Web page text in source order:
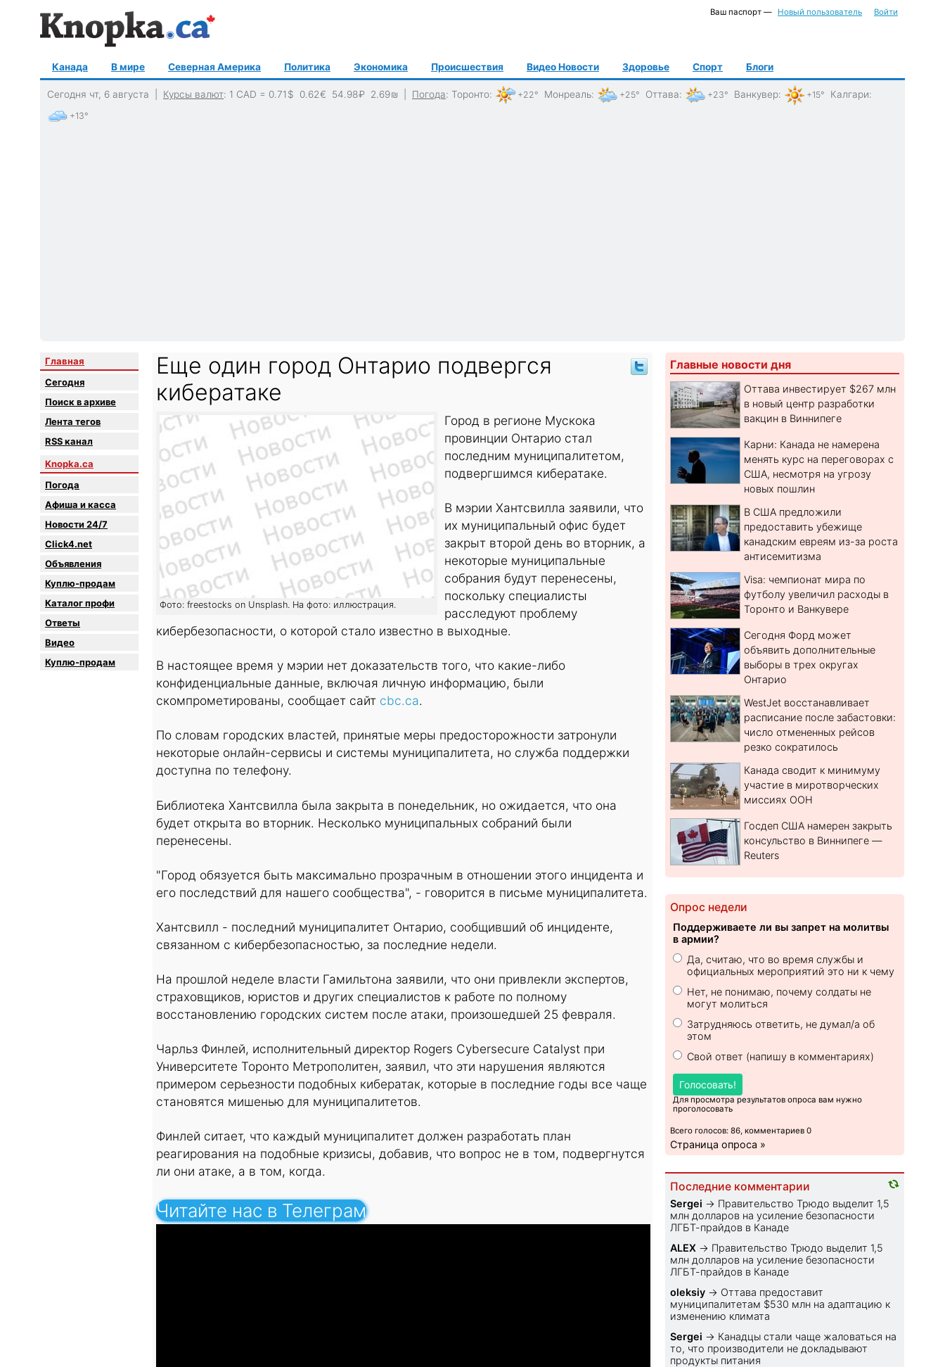
Ваш паспорт — Новый пользователь Войти
Канада В мире Северная Америка Политика Экономика Происшествия Видео Новости Здоровье Спорт Блоги
Сегодня чт, 6 августа | Курсы валют: 1 CAD = 0.71 $ 0.62€ 54.98₽ 2.69₪ Погода: Торонто: +22° Монреаль: +25° Оттава: +23° Ванкувер: +15° Калгари:
+13°
Главная
Сегодня
Поиск в архиве
Лента тегов
RSS канал
Knopka.ca
Погода
Афиша и касса
Новости 24/7
Click4.net
Объявления
Куплю-продам
Каталог профи
Oтветы
Видео
Куплю-продам
Еще один город Онтарио подвергся
кибератаке
Фото: freestocks on Unsplash. На фото: иллюстрация.
Город в регионе Мускока
провинции Онтарио стал
последним муниципалитетом,
подвергшимся кибератаке.
В мэрии Хантсвилла заявили, что
их муниципальный офис будет
закрыт второй день во вторник, а
некоторые муниципальные
собрания будут перенесены,
поскольку специалисты
расследуют проблему
кибербезопасности, о которой стало известно в выходные.
В настоящее время у мэрии нет доказательств того, что какие-либо
конфиденциальные данные, включая личную информацию, были
скомпрометированы, сообщает сайт cbc.ca.
По словам городских властей, принятые меры предосторожности затронули
некоторые онлайн-сервисы и системы муниципалитета, но служба поддержки
доступна по телефону.
Библиотека Хантсвилла была закрыта в понедельник, но ожидается, что она
будет открыта во вторник. Несколько муниципальных собраний были
перенесены.
"Город обязуется быть максимально прозрачным в отношении этого инцидента и
его последствий для нашего сообщества", - говорится в письме муниципалитета.
Хантсвилл - последний муниципалитет Онтарио, сообщивший об инциденте,
связанном с кибербезопасностью, за последние недели.
На прошлой неделе власти Гамильтона заявили, что они привлекли экспертов,
страховщиков, юристов и других специалистов к работе по полному
восстановлению городских систем после атаки, произошедшей 25 февраля.
Чарльз Финлей, исполнительный директор Rogers Cybersecure Catalyst при
Университете Торонто Метрополитен, заявил, что эти нарушения являются
примером серьезности подобных кибератак, которые в последние годы все чаще
становятся мишенью для муниципалитетов.
Финлей ситает, что каждый муниципалитет должен разработать план
реагирования на подобные кризисы, добавив, что вопрос не в том, подвергнутся
ли они атаке, а в том, когда.
Читайте нас в Телеграм
Главные новости дня
Оттава инвестирует $267 млн
в новый центр разработки
вакцин в Виннипеге
Карни: Канада не намерена
менять курс на переговорах с
США, несмотря на угрозу
новых пошлин
В США предложили
предоставить убежище
канадским евреям из-за роста
антисемитизма
Visa: чемпионат мира по
футболу увеличил расходы в
Торонто и Ванкувере
Сегодня Форд может
объявить дополнительные
выборы в трех округах
Онтарио
WestJet восстанавливает
расписание после забастовки:
число отмененных рейсов
резко сократилось
Канада сводит к минимуму
участие в миротворческих
миссиях ООН
Госдеп США намерен закрыть
консульство в Виннипеге —
Reuters
Опрос недели
Поддерживаете ли вы запрет на молитвы
в армии?
Да, считаю, что во время службы и
официальных мероприятий это ни к чему
Нет, не понимаю, почему солдаты не
могут молиться
Затрудняюсь ответить, не думал/а об
этом
Свой ответ (напишу в комментариях)
Голосовать!
Для просмотра результатов опроса вам нужно
проголосовать
Всего голосов: 86, комментариев 0
Страница опроса »
Последние комментарии
Sеrgei → Правительство Трюдо выделит 1,5
млн долларов на усиление безопасности
ЛГБТ-прайдов в Канаде
ALEX → Правительство Трюдо выделит 1,5
млн долларов на усиление безопасности
ЛГБТ-прайдов в Канаде
oleksiy → Оттава предоставит
муниципалитетам $530 млн на адаптацию к
изменению климата
Sеrgei → Канадцы стали чаще жаловаться на
то, что производители не докладывают
продукты питания